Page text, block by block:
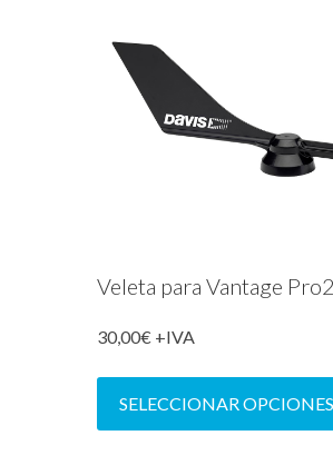
Veleta para Vantage
30,00€ +IVA
SELECCIONAR OPCIONES